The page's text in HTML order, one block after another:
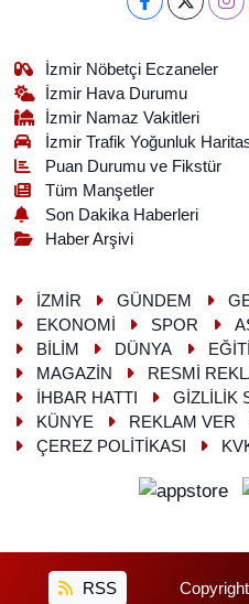
İzmir Nöbetçi Eczaneler
İzmir Hava Durumu
İzmir Namaz Vakitleri
İzmir Trafik Yoğunluk
Puan Durumu ve Fikstür
Tüm Manşetler
Son Dakika Haberleri
Haber Arşivi
İZMİR GÜNDEM
EKONOMİ
SPOR
BİLİM
DÜNYA
MAGAZİN
RESMİ
İHBAR HATTI
GİZLİLİK
KÜNYE
REKLAM VER
ÇEREZ POLİTİKASI
RSS